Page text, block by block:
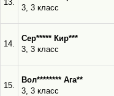
13.
3, 3 класс
14.
Сер***** Кир***
3, 3 класс
15.
Вол******** Ага**
3, 3 класс